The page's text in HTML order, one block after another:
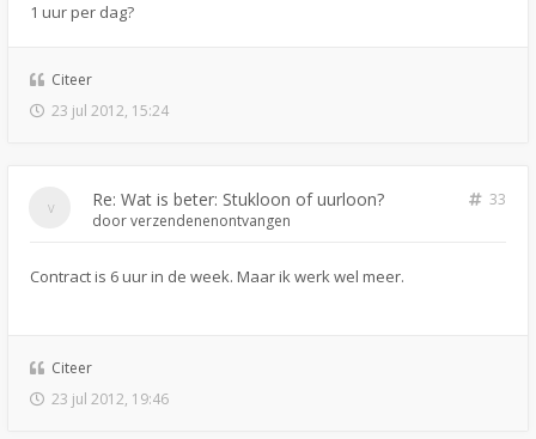
1 uur per dag?
Citeer
23 jul 2012, 15:24
Re: Wat is beter: Stukloon of uurloon?
33
doorverzendenenontvangen
Contract is 6 uur in de week. Maar ik werk wel meer.
Citeer
23 jul 2012, 19:46